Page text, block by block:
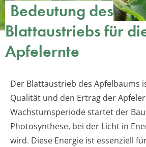
Bedeutung des
Blattaustriebs für
Apfelernte
Der Blattaustrieb des Apfelbaums
Qualität und den Ertrag der
Wachstumsperiode startet der
Photosynthese, bei der Licht in
wird. Diese Energie ist essenziell